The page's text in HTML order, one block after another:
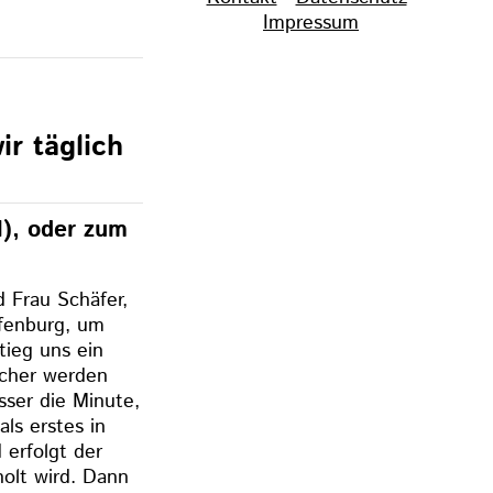
täglich
oder zum
Schäfer,
um
uns ein
werden
die Minute,
erstes in
erfolgt der
wird. Dann
Impressum